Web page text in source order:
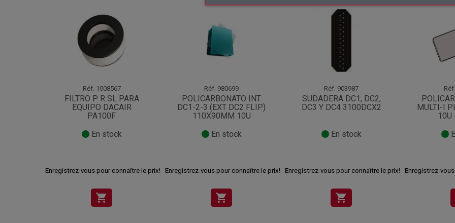
Réf. 1008567
FILTRO P R SL PARA
EQUIPO DACAIR
PA100F
En stock
Enregistrez-vous pour connaître le prix!
shopping_cart
Réf. 980699
POLICARBONATO INT
DC1-2-3 (EXT DC2 FLIP)
110X90MM 10U
En stock
Enregistrez-vous pour connaître le prix!
shopping_cart
Réf. 903987
SUDADERA DC1, DC2,
DC3 Y DC4 3100DCX2
En stock
Enregistrez-vous pour connaître le prix!
shopping_cart
Réf.
MULTI-I
10U
Enregistrez-